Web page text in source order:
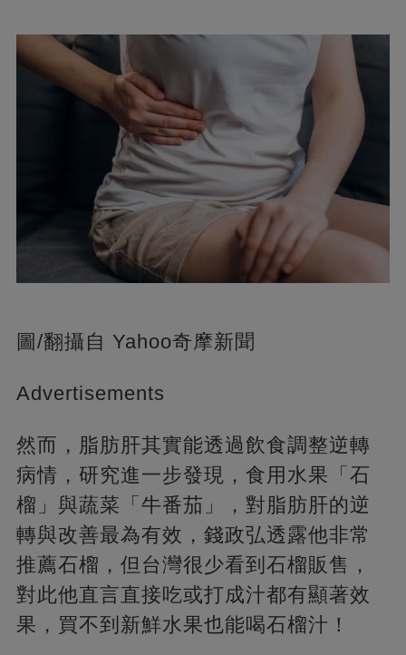
圖/翻攝自 Yahoo奇摩新聞
Advertisements
然而，脂肪肝其實能透過飲食調整逆轉
病情，研究進一步發現，食用水果「石
榴」與蔬菜「牛番茄」，對脂肪肝的逆
轉與改善最為有效，錢政弘透露他非常
推薦石榴，但台灣很少看到石榴販售，
對此他直言直接吃或打成汁都有顯著效
果，買不到新鮮水果也能喝石榴汁！